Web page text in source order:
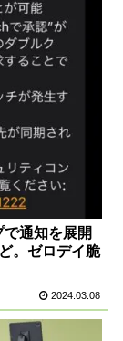
通知を展開
。ゼロデイ脆
2024.03.08